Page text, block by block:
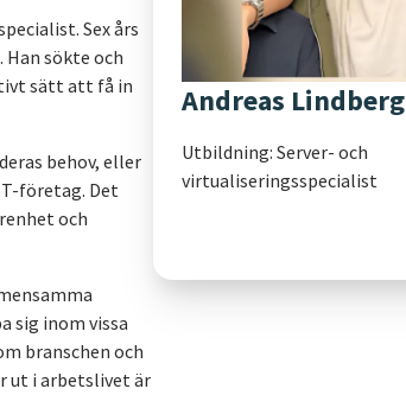
Sex års
sökte och
sätt att få in
behov, eller
företag. Det
och
sig inom vissa
branschen och
ut i arbetslivet är
Andreas Lindberg
Utbildning: Server- och
virtualiseringsspecialist